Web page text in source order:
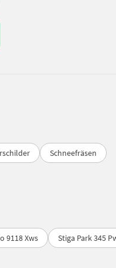
Schneefräsen
9118 Xws
Stiga Park 345